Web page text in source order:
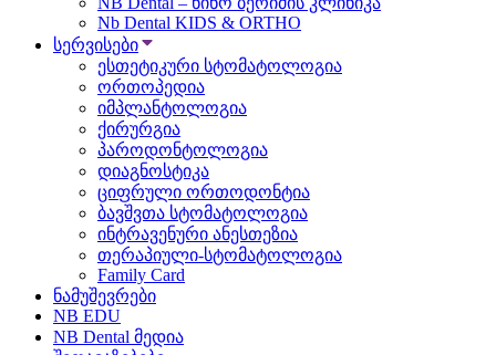
Nb Dental KIDS & ORTHO
სერვისები
ესთეტიკური სტომატოლოგია
ორთოპედია
იმპლანტოლოგია
ქირურგია
პაროდონტოლოგია
დიაგნოსტიკა
ციფრული ორთოდონტია
ბავშვთა სტომატოლოგია
ინტრავენური ანესთეზია
თერაპიული-სტომატოლოგია
Family Card
ნამუშევრები
NB EDU
NB Dental მედია